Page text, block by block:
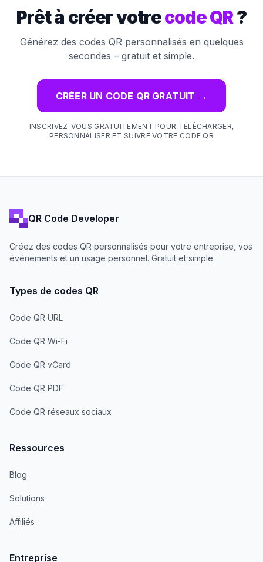
Prêt à créer votrecode QR?
Générez des codes QR personnalisés en quelques
secondes – gratuit et simple.
CRÉER UN CODE QR GRATUIT →
INSCRIVEZ-VOUS GRATUITEMENT POUR TÉLÉCHARGER,
PERSONNALISER ET SUIVRE VOTRE CODE QR
QR Code Developer
Créez des codes QR personnalisés pour votre entreprise, vos
événements et un usage personnel. Gratuit et simple.
Types de codes QR
Code QR URL
Code QR Wi-Fi
Code QR vCard
Code QR PDF
Code QR réseaux sociaux
Ressources
Blog
Solutions
Affiliés
Entreprise